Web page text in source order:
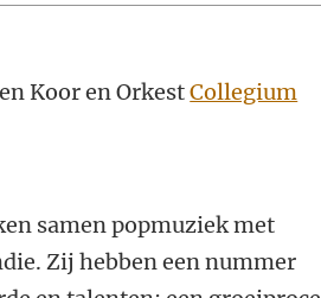
Koor en OrkestCollegium
samen popmuziek met
Zij hebben een nummer